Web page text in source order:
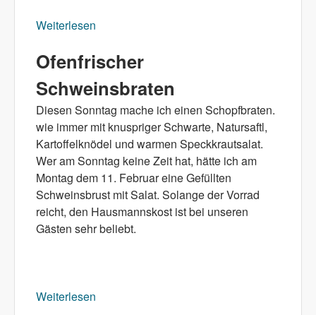
Weiterlesen
Ofenfrischer
Schweinsbraten
Diesen Sonntag mache ich einen Schopfbraten.
wie immer mit knuspriger Schwarte, Natursaftl,
Kartoffelknödel und warmen Speckkrautsalat.
Wer am Sonntag keine Zeit hat, hätte ich am
Montag dem 11. Februar eine Gefüllten
Schweinsbrust mit Salat. Solange der Vorrad
reicht, den Hausmannskost ist bei unseren
Gästen sehr beliebt.
Weiterlesen